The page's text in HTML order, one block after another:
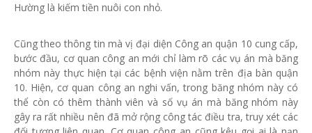
Hường là kiếm tiền nuôi con nhỏ.
Cũng theo thông tin mà vị đại diện Công an quận 10 cung cấp,
bước đầu, cơ quan công an mới chỉ làm rõ các vụ án mà băng
nhóm này thực hiện tại các bệnh viện nằm trên địa bàn quận
10. Hiện, cơ quan công an nghi vấn, trong băng nhóm này có
thể còn có thêm thành viên và số vụ án mà băng nhóm này
gây ra rất nhiều nên đã mở rộng công tác điều tra, truy xét các